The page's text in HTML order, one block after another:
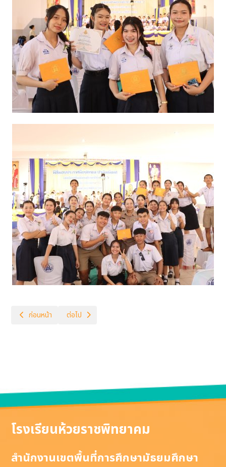
เนื้อหาก่อนหน้า: นิเทศ ติดตาม ประเมินจาก ก.ต.ป.น. 2566
ก่อนหน้า เนื้อหาถัดไป: จัดการประชุมผู้ปกครองนักเรียนกลุ่มเสี่ยงมีผ
ต่อไป
โรงเรียนห้วยราชพิทยาคม
สำนักงานเขตพื้นที่การศึกษามัธยมศึกษา